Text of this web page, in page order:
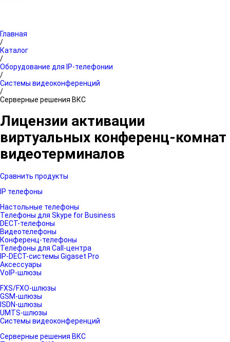
Главная
/
Каталог
/
Оборудование для IP-телефонии
/
Системы видеоконференций
/
Серверные решения ВКС
Лицензии активации
виртуальных конференц-комнат
видеотерминалов
Сравнить продукты
IP телефоны
Настольные телефоны
Телефоны для Skype for Business
DECT-телефоны
Видеотелефоны
Конференц-телефоны
Телефоны для Call-центра
IP-DECT-системы Gigaset Pro
Аксессуары
VoIP-шлюзы
FXS/FXO-шлюзы
GSM-шлюзы
ISDN-шлюзы
UMTS-шлюзы
Системы видеоконференций
Серверные решения ВКС